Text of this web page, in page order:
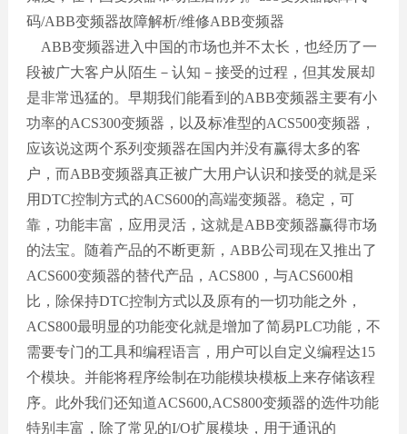
码/ABB变频器故障解析/维修ABB变频器
ABB变频器进入中国的市场也并不太长，也经历了一
段被广大客户从陌生－认知－接受的过程，但其发展却
是非常迅猛的。早期我们能看到的ABB变频器主要有小
功率的ACS300变频器，以及标准型的ACS500变频器，
应该说这两个系列变频器在国内并没有赢得太多的客
户，而ABB变频器真正被广大用户认识和接受的就是采
用DTC控制方式的ACS600的高端变频器。稳定，可
靠，功能丰富，应用灵活，这就是ABB变频器赢得市场
的法宝。随着产品的不断更新，ABB公司现在又推出了
ACS600变频器的替代产品，ACS800，与ACS600相
比，除保持DTC控制方式以及原有的一切功能之外，
ACS800最明显的功能变化就是增加了简易PLC功能，不
需要专门的工具和编程语言，用户可以自定义编程达15
个模块。并能将程序绘制在功能模块模板上来存储该程
序。此外我们还知道ACS600,ACS800变频器的选件功能
特别丰富，除了常见的I/O扩展模块，用于通讯的